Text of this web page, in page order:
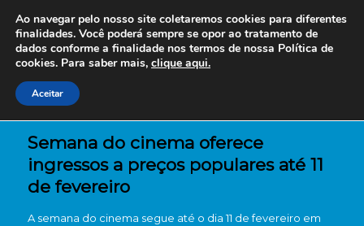
Semana do cinema oferece
ingressos a preços populares até 11
de fevereiro
A semana do cinema segue até o dia 11 de fevereiro em
Ao navegar pelo nosso site coletaremos cookies para diferentes
finalidades. Você poderá sempre se opor ao tratamento de
dados conforme a finalidade nos termos de nossa Política de
cookies. Para saber mais, clique aqui.
Aceitar